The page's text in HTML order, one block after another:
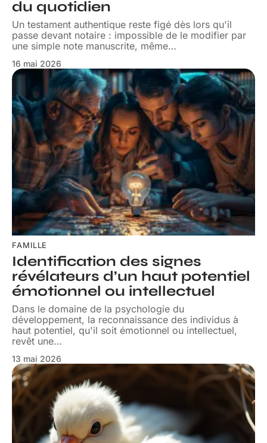
du quotidien
Un testament authentique reste figé dès lors qu'il
passe devant notaire : impossible de le modifier par
une simple note manuscrite, même…
16 mai 2026
FAMILLE
Identification des signes
révélateurs d’un haut potentiel
émotionnel ou intellectuel
Dans le domaine de la psychologie du
développement, la reconnaissance des individus à
haut potentiel, qu'il soit émotionnel ou intellectuel,
revêt une…
13 mai 2026